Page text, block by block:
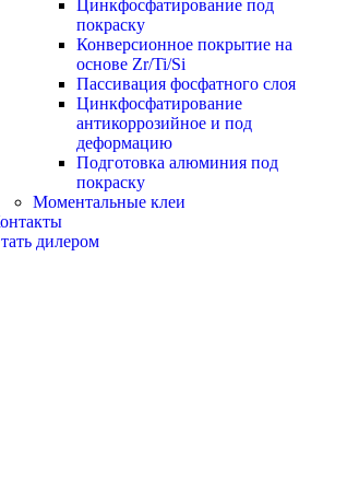
Цинкфосфатирование под
покраску
Конверсионное покрытие на
основе Zr/Ti/Si
Пассивация фосфатного слоя
Цинкфосфатирование
антикоррозийное и под
деформацию
Подготовка алюминия под
покраску
Моментальные клеи
дилером